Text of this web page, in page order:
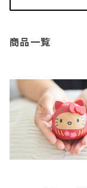
商品一覧